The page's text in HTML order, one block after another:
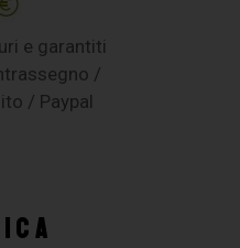
e garantiti
/
/ Paypal